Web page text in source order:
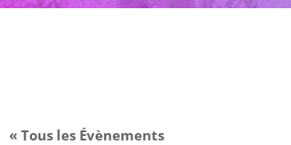
« Tous les Évènements